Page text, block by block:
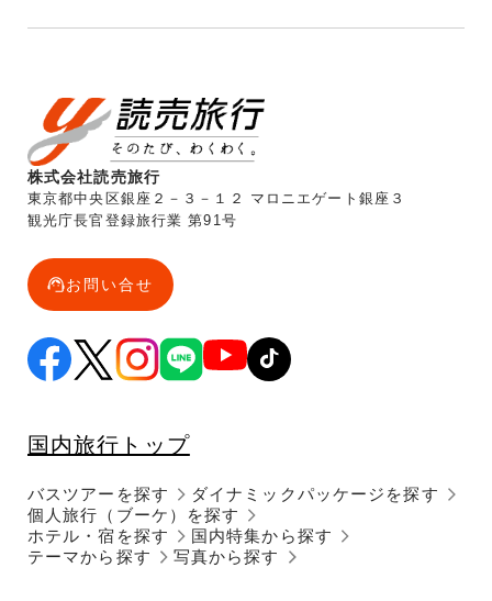
株式会社読売旅行
東京都中央区銀座２－３－１２ マロニエゲート銀座３
観光庁長官登録旅行業 第91号
お問い合せ
国内旅行トップ
バスツアーを探す
個人旅行（ブーケ）を探す
ダイナミックパッケージを探す
ホテル・宿を探す
国内特集から探す
テーマから探す
写真から探す